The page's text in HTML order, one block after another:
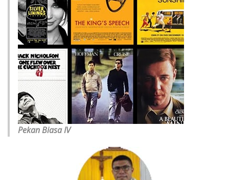
Pekan Biasa IV